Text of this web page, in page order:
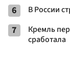
6 В России
7
Кремль
сработала